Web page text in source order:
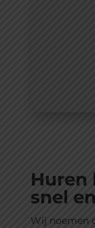
Huren
snel
Wij noemen